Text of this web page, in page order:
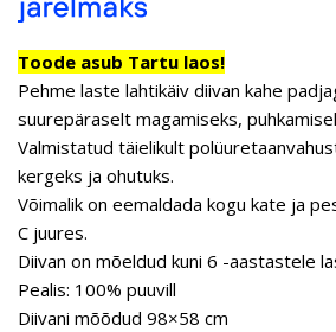
Toode asub Tartu laos!
Pehme laste lahtikäiv diivan kahe
suurepäraselt magamiseks,
Valmistatud täielikult
kergeks ja ohutuks.
Võimalik on eemaldada kogu kate ja
C juures.
Diivan on mõeldud kuni 6 -aastastele
Pealis: 100% puuvill
Diivani mõõdud 98×58 cm